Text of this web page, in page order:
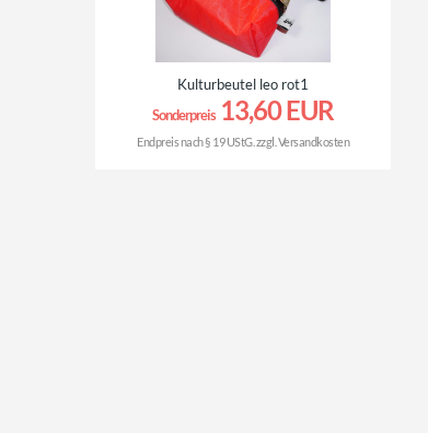
Kulturbeutel leo rot1
Sonderpreis13,60 EUR
Endpreis nach § 19 UStG. zzgl. Versandkosten